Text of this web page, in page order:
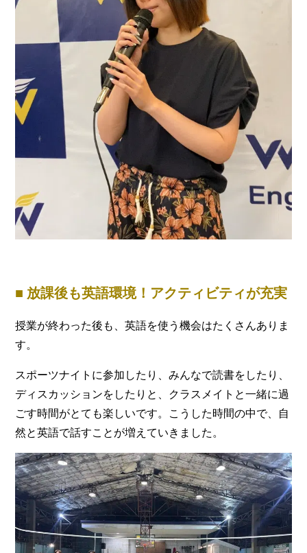
■ 放課後も英語環境！アクティビティが充実
授業が終わった後も、英語を使う機会はたくさんありま
す。
スポーツナイトに参加したり、みんなで読書をしたり、
ディスカッションをしたりと、クラスメイトと一緒に過
ごす時間がとても楽しいです。こうした時間の中で、自
然と英語で話すことが増えていきました。